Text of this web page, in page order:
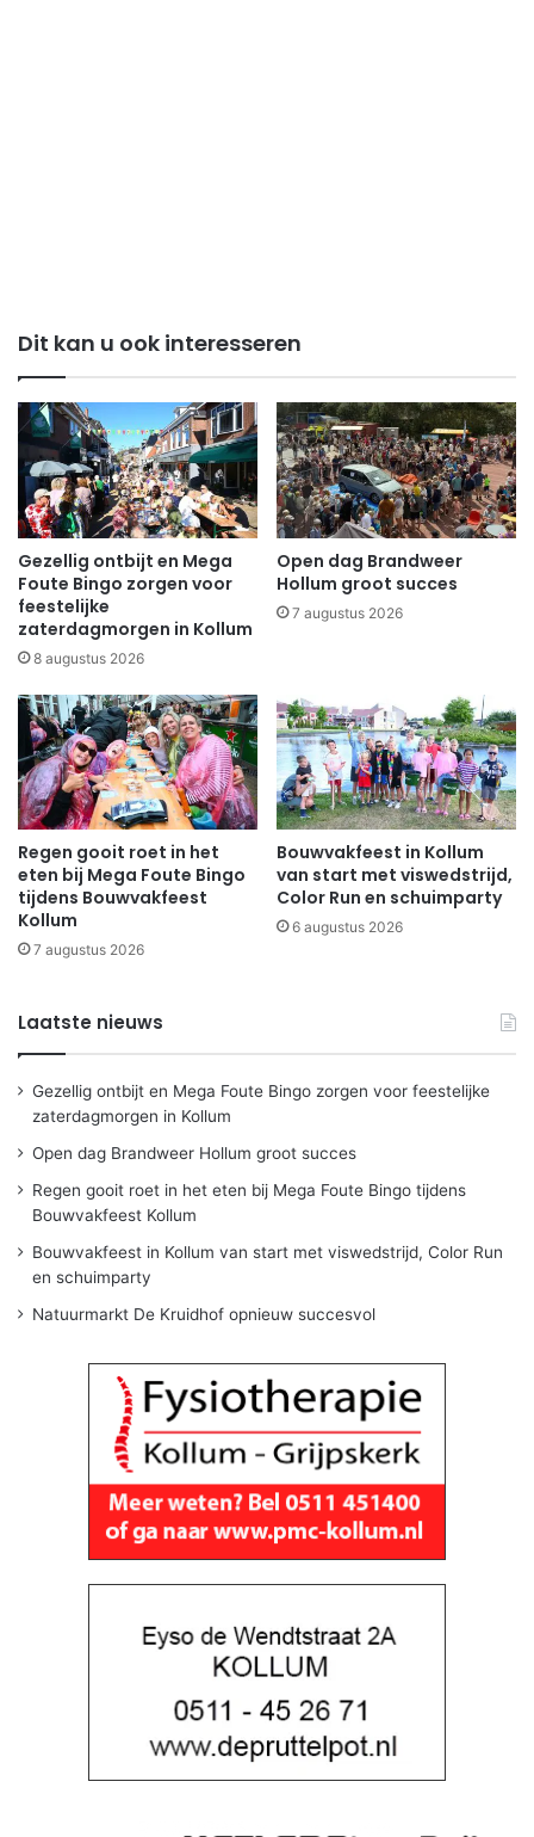
Dit kan u ook interesseren
Gezellig ontbijt en Mega
Foute Bingo zorgen voor
feestelijke
zaterdagmorgen in Kollum
8 augustus 2026
Open dag Brandweer
Hollum groot succes
7 augustus 2026
Regen gooit roet in het
eten bij Mega Foute Bingo
tijdens Bouwvakfeest
Kollum
7 augustus 2026
Bouwvakfeest in Kollum
van start met viswedstrijd,
Color Run en schuimparty
6 augustus 2026
Laatste nieuws
Gezellig ontbijt en Mega Foute Bingo zorgen voor feestelijke
zaterdagmorgen in Kollum
Open dag Brandweer Hollum groot succes
Regen gooit roet in het eten bij Mega Foute Bingo tijdens
Bouwvakfeest Kollum
Bouwvakfeest in Kollum van start met viswedstrijd, Color Run
en schuimparty
Natuurmarkt De Kruidhof opnieuw succesvol